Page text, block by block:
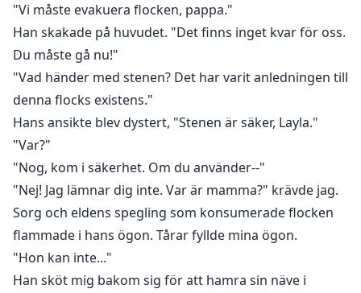
"Vi måste evakuera flocken, pappa."
Han skakade på huvudet. "Det finns inget kvar för oss.
Du måste gå nu!"
"Vad händer med stenen? Det har varit anledningen till
denna flocks existens."
Hans ansikte blev dystert, "Stenen är säker, Layla."
"Var?"
"Nog, kom i säkerhet. Om du använder--"
"Nej! Jag lämnar dig inte. Var är mamma?" krävde jag.
Sorg och eldens spegling som konsumerade flocken
flammade i hans ögon. Tårar fyllde mina ögon.
"Hon kan inte..."
Han sköt mig bakom sig för att hamra sin näve i